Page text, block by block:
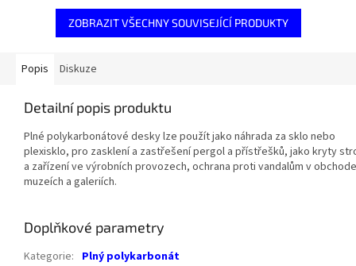
ZOBRAZIT VŠECHNY SOUVISEJÍCÍ PRODUKTY
Popis Diskuze
Detailní popis produktu
Plné polykarbonátové desky lze použít jako náhrada za sklo nebo
plexisklo, pro zasklení a zastřešení pergol a přístřešků, jako kryty
a zařízení ve výrobních provozech, ochrana proti vandalům v
muzeích a galeriích.
Doplňkové parametry
Kategorie: Plný polykarbonát